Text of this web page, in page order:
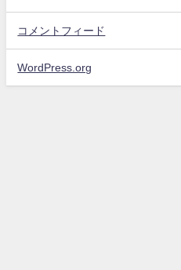
コメントフィード
WordPress.org